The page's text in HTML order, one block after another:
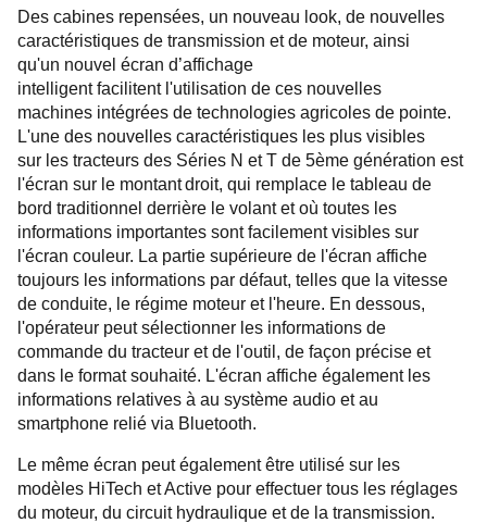
Des cabines repensées, un nouveau look, de nouvelles
caractéristiques de transmission et de moteur, ainsi
qu'un nouvel écran d’affichage
intelligent facilitent l'utilisation de ces nouvelles
machines intégrées de technologies agricoles de pointe.
L'une des nouvelles caractéristiques les plus visibles
sur les tracteurs des Séries N et T de 5ème génération est
l'écran sur le montant droit, qui remplace le tableau de
bord traditionnel derrière le volant et où toutes les
informations importantes sont facilement visibles sur
l'écran couleur. La partie supérieure de l'écran affiche
toujours les informations par défaut, telles que la vitesse
de conduite, le régime moteur et l'heure. En dessous,
l'opérateur peut sélectionner les informations de
commande du tracteur et de l'outil, de façon précise et
dans le format souhaité. L'écran affiche également les
informations relatives à au système audio et au
smartphone relié via Bluetooth.
Le même écran peut également être utilisé sur les
modèles HiTech et Active pour effectuer tous les réglages
du moteur, du circuit hydraulique et de la transmission.